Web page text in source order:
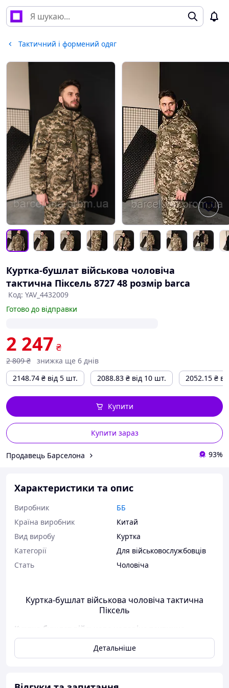
Тактичний і формений одяг
Куртка-бушлат військова чоловіча
тактична Піксель 8727 48 розмір barca
Код: YAV_4432009
Готово до відправки
2 247 ₴
2 809 ₴
знижка ще 6 днів
2148.74 ₴ від 5 шт. 2088.83 ₴ від 10 шт. 2052.15 ₴
Купити зараз
Купити
Продавець Барселона 93%
Характеристики та опис
Виробник
ББ
Країна виробник
Китай
Вид виробу
Куртка
Категорії
Для військовослужбовців
Стать
Чоловіча
Куртка-бушлат військова чоловіча тактична
Піксель
Куртка-бушлат військова чоловіча тактична
Піксельвиготовлена ​​з тканини, яка захищає від
негоди. Поверхня є не тільки відхиляє вологу, але так
само і відхиляє бруд. Крім того, м'який і обтічний
Детальніше